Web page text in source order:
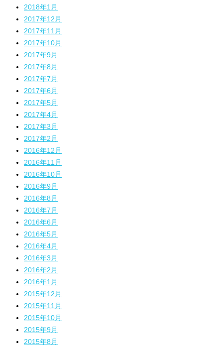
2018年1月
2017年12月
2017年11月
2017年10月
2017年9月
2017年8月
2017年7月
2017年6月
2017年5月
2017年4月
2017年3月
2017年2月
2016年12月
2016年11月
2016年10月
2016年9月
2016年8月
2016年7月
2016年6月
2016年5月
2016年4月
2016年3月
2016年2月
2016年1月
2015年12月
2015年11月
2015年10月
2015年9月
2015年8月